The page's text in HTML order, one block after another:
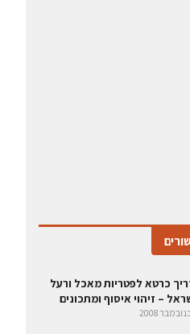
כרטא לפטריות מאכל ורעל
– זיהוי איסוף ומתכונים